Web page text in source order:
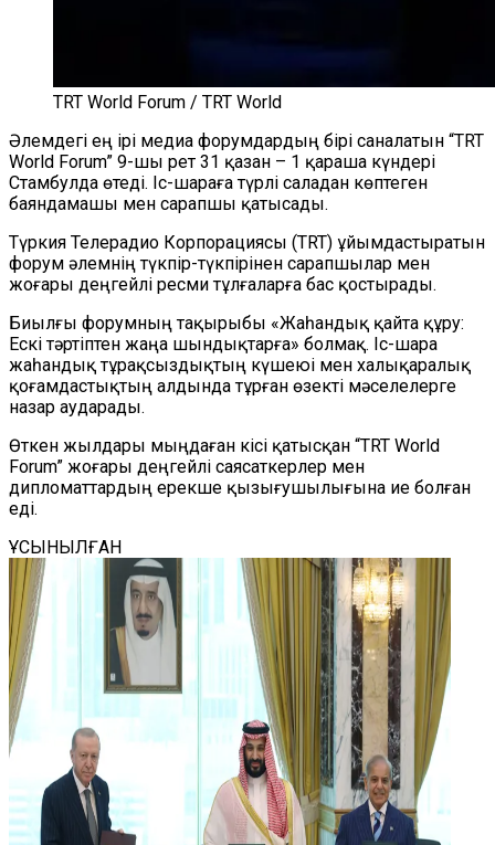
TRT World Forum / TRT World
Әлемдегі ең ірі медиа форумдардың бірі саналатын “TRT
World Forum” 9-шы рет 31 қазан – 1 қараша күндері
Стамбулда өтеді. Іс-шараға түрлі саладан көптеген
баяндамашы мен сарапшы қатысады.
Түркия Телерадио Корпорациясы (TRT) ұйымдастыратын
форум әлемнің түкпір-түкпірінен сарапшылар мен
жоғары деңгейлі ресми тұлғаларға бас қостырады.
Биылғы форумның тақырыбы «Жаһандық қайта құру:
Ескі тәртіптен жаңа шындықтарға» болмақ. Іс-шара
жаһандық тұрақсыздықтың күшеюі мен халықаралық
қоғамдастықтың алдында тұрған өзекті мәселелерге
назар аударады.
Өткен жылдары мыңдаған кісі қатысқан “TRT World
Forum” жоғары деңгейлі саясаткерлер мен
дипломаттардың ерекше қызығушылығына ие болған
еді.
ҰСЫНЫЛҒАН